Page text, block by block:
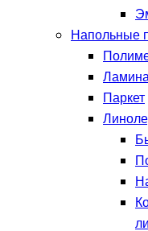
Напольные
Паркет